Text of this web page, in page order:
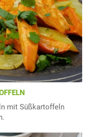
mit Süßkartoffeln